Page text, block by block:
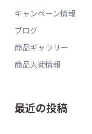
キャンペーン情報
ブログ
商品ギャラリー
商品入荷情報
最近の投稿